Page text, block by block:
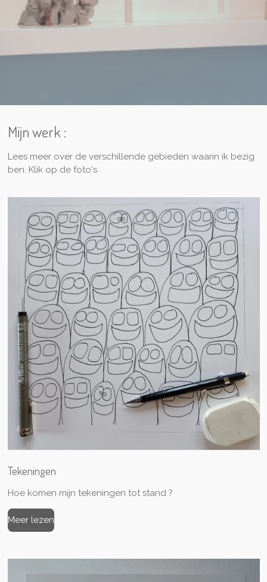
Mijn werk :
Lees meer over de verschillende gebieden waarin ik bezig
ben. Klik op de foto's
Tekeningen
Hoe komen mijn tekeningen tot stand ?
Meer lezen